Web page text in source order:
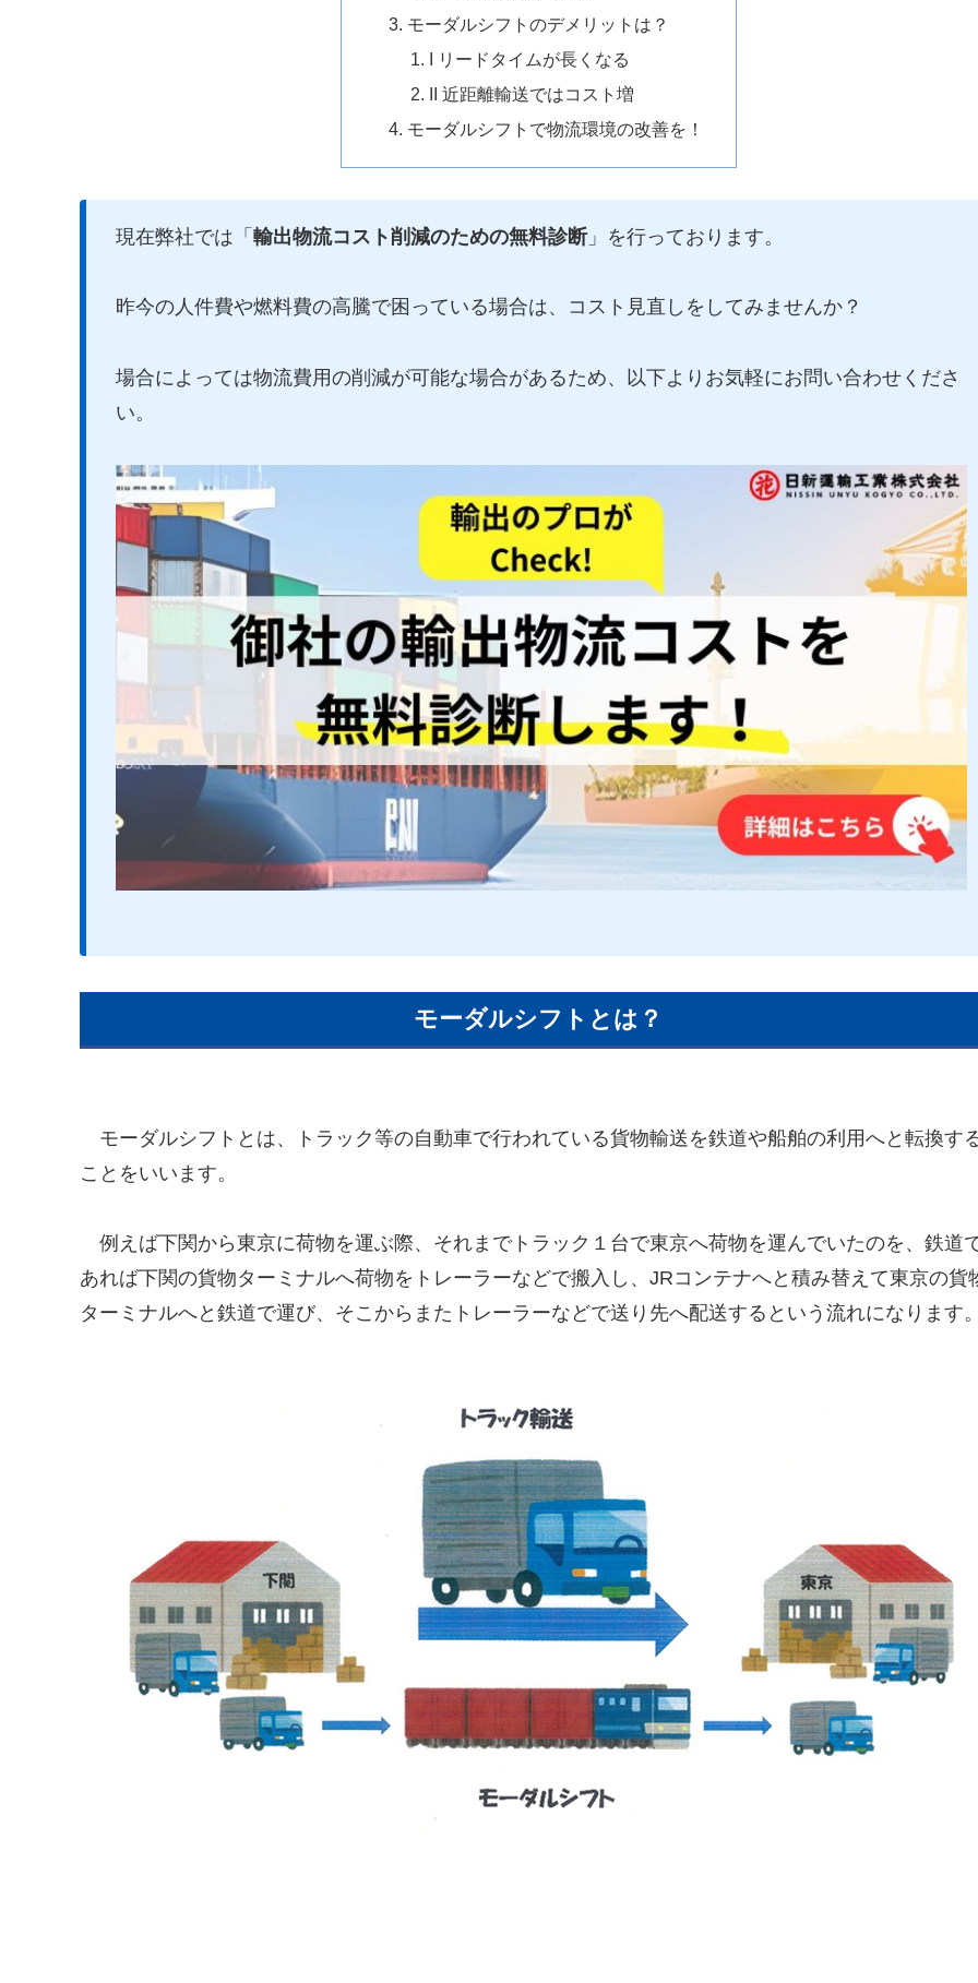
モーダルシフトのデメリットは？
I リードタイムが長くなる
II 近距離輸送ではコスト増
モーダルシフトで物流環境の改善を！
現在弊社では「 輸出物流コスト削減のための無料診断」を行っております。
昨今の人件費や燃料費の高騰で困っている場合は、コスト見直しをしてみませんか？
場合によっては物流費用の削減が可能な場合があるため、以下よりお気軽にお問い合わせくださ
い。
モーダルシフトとは？
モーダルシフトとは、トラック等の自動車で行われている貨物輸送を鉄道や船舶の利用へと転換す
ことをいいます。
例えば下関から東京に荷物を運ぶ際、それまでトラック１台で東京へ荷物を運んでいたのを、鉄道
あれば下関の貨物ターミナルへ荷物をトレーラーなどで搬入し、JRコンテナへと積み替えて東京の貨
ターミナルへと鉄道で運び、そこからまたトレーラーなどで送り先へ配送するという流れになります